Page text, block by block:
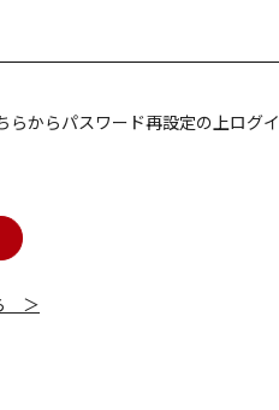
からパスワード再設定の上ログイ
＞